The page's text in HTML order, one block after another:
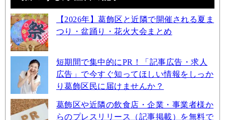
【2026年】葛飾区と近隣で開催される夏ま
つり・盆踊り・花火大会まとめ
短期間で集中的にPR！「記事広告・求人
広告」で今すぐ知ってほしい情報をしっか
り葛飾区民に届けませんか？
葛飾区や近隣の飲食店・企業・事業者様か
らのプレスリリース（記事掲載）を無料で